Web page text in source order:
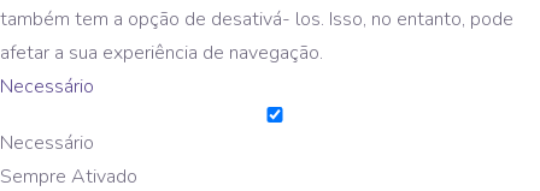
também tem a opção de desativá- los. Isso, no entanto, pode
afetar a sua experiência de navegação.
Necessário
Necessário
Sempre Ativado